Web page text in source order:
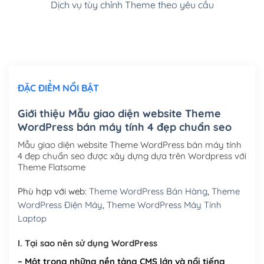
Cài đặt SMTP Mail cho site Wordpress(+100,000₫)
Mua thêm Host + Tên miền
Tên miền quốc tế .com .net .org (1 năm)
Tên miền Việt Nam .vn (1 năm)(+550,000₫)
Hosting 2GB SSD (1 năm)(+450,000₫)
Hosting 5GB SSD (1 năm) (+650,000₫)
Hosting 8GB SSD (1 năm)
Dịch vụ tùy chỉnh Theme theo yêu cầu
ĐẶC ĐIỂM NỔI BẬT
Giới thiệu Mẫu giao diện website Theme
WordPress bán máy tính 4 đẹp chuẩn seo
Mẫu giao diện website Theme WordPress bán máy tính
4 đẹp chuẩn seo được xây dựng dựa trên Wordpress với
Theme Flatsome
Phù hợp với web: Theme WordPress Bán Hàng, Theme
WordPress Điện Máy, Theme WordPress Máy Tính
Laptop
I. Tại sao nên sử dụng WordPress
– Một trong những nền tảng CMS lớn và nổi tiếng